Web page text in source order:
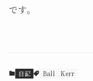
です。
日記 Ball Kerr